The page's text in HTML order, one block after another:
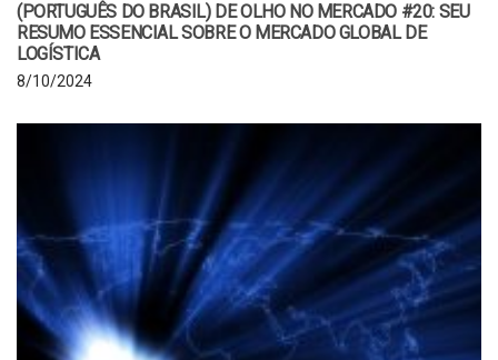
(PORTUGUÊS DO BRASIL) DE OLHO NO MERCADO #20: SEU
RESUMO ESSENCIAL SOBRE O MERCADO GLOBAL DE
LOGÍSTICA
8/10/2024